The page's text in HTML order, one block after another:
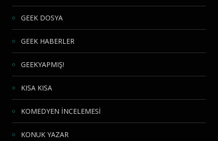
GEEK DOSYA
GEEK HABERLER
GEEKYAPMIŞ!
KISA KISA
KOMEDYEN İNCELEMESİ
KONUK YAZAR